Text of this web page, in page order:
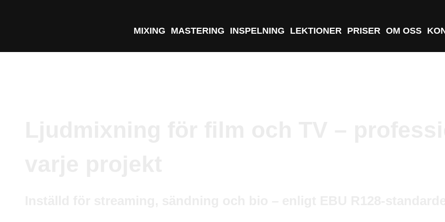
MIXING MASTERING INSPELNING LEKTIONER PRISER OM OSS